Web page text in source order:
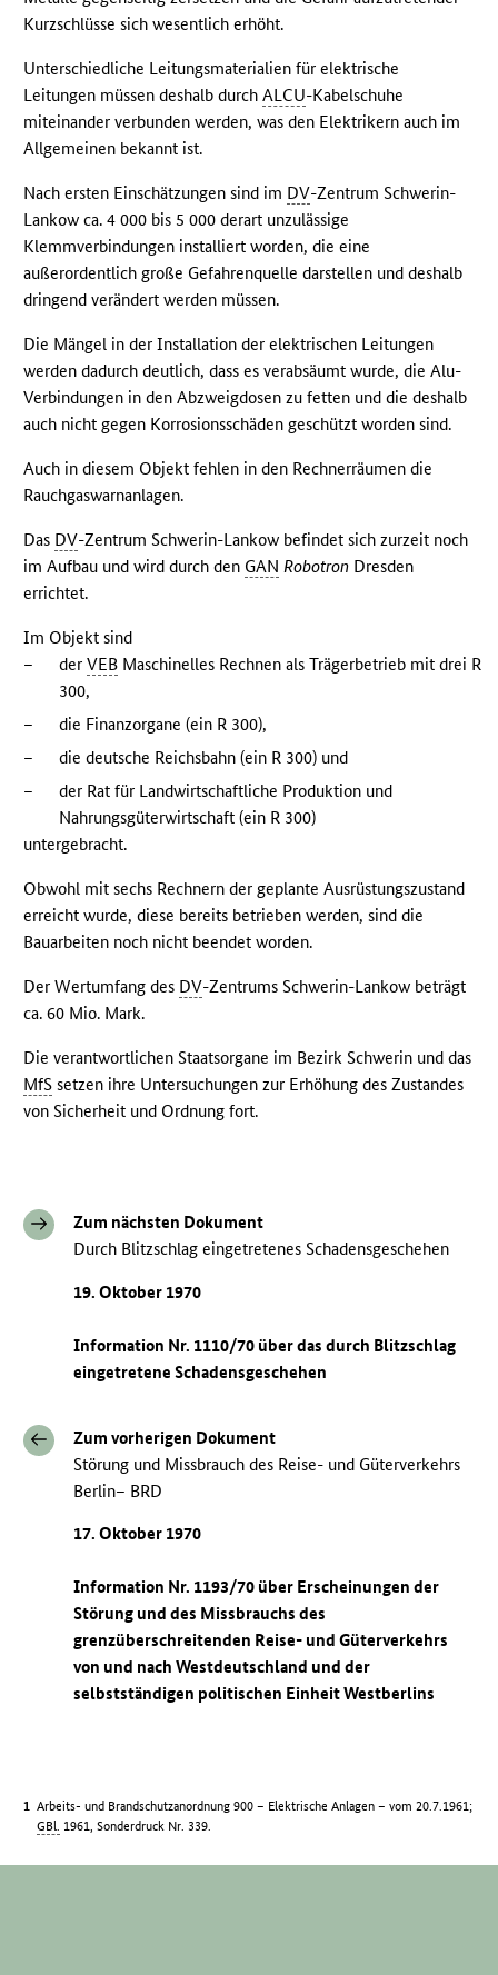
Kurzschlüsse sich wesentlich erhöht.
Unterschiedliche Leitungsmaterialien für elektrische
Leitungen müssen deshalb durchALCU-Kabelschuhe
miteinander verbunden werden, was den Elektrikern auch im
Allgemeinen bekannt ist.
Nach ersten Einschätzungen sind im DV-Zentrum Schwerin-
Lankow ca. 4 000 bis 5 000 derart unzulässige
Klemmverbindungen installiert worden, die eine
außerordentlich große Gefahrenquelle darstellen und deshalb
dringend verändert werden müssen.
Die Mängel in der Installation der elektrischen Leitungen
werden dadurch deutlich, dass es verabsäumt wurde, die Alu-
Verbindungen in den Abzweigdosen zu fetten und die deshalb
auch nicht gegen Korrosionsschäden geschützt worden sind.
Auch in diesem Objekt fehlen in den Rechnerräumen die
Rauchgaswarnanlagen.
Das DV-Zentrum Schwerin-Lankow befindet sich zurzeit noch
im Aufbau und wird durch den GAN Robotron Dresden
errichtet.
Im Objekt sind
–
derVEB Maschinelles Rechnen als Trägerbetrieb mit drei R
300,
–
die Finanzorgane (ein R 300),
–
die deutsche Reichsbahn (ein R 300) und
–
der Rat für Landwirtschaftliche Produktion und
Nahrungsgüterwirtschaft (ein R 300)
untergebracht.
Obwohl mit sechs Rechnern der geplante Ausrüstungszustand
erreicht wurde, diese bereits betrieben werden, sind die
Bauarbeiten noch nicht beendet worden.
Der Wertumfang des DV-Zentrums Schwerin-Lankow beträgt
ca. 60 Mio. Mark.
Die verantwortlichen Staatsorgane im Bezirk Schwerin und das
MfS setzen ihre Untersuchungen zur Erhöhung des Zustandes
von Sicherheit und Ordnung fort.
Zum nächsten Dokument
Durch Blitzschlag eingetretenes Schadensgeschehen
19. Oktober 1970
Information Nr. 1110/70 über das durch Blitzschlag
eingetretene Schadensgeschehen
Zum vorherigen Dokument
Störung und Missbrauch des Reise- und Güterverkehrs
Berlin– BRD
17. Oktober 1970
Information Nr. 1193/70 über Erscheinungen der
Störung und des Missbrauchs des
grenzüberschreitenden Reise- und Güterverkehrs
von und nach Westdeutschland und der
selbstständigen politischen Einheit Westberlins
Arbeits- und Brandschutzanordnung 900 – Elektrische Anlagen – vom 20.7.1961;
GBl. 1961, Sonderdruck Nr. 339.